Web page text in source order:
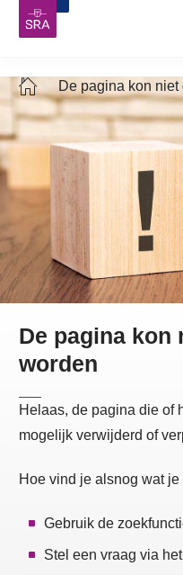
De pagina kon
De pagina kon
worden
Helaas, de pagina die of
mogelijk verwijderd of
Hoe vind je alsnog wat je
Gebruik de
Stel een vraag via het